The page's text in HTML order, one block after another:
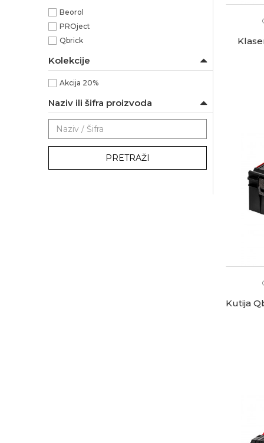
Beorol
PROject
Qbrick
Kolekcije
Akcija 20%
Naziv ili šifra proizvoda
PRETRAŽI
Kutija